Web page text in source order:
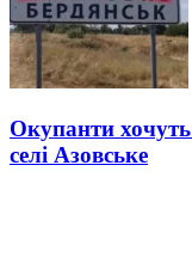
Окупанти
селі Азовське